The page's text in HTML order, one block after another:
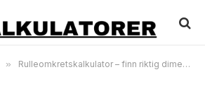
» Rulleomkretskalkulator – finn riktig dimensjon for dine dekk